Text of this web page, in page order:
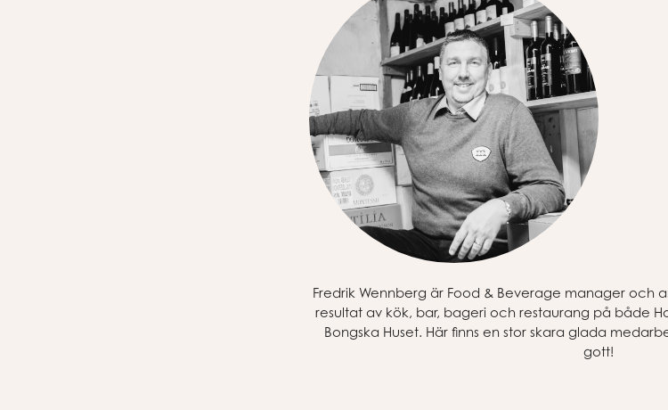
Fredrik Wennberg är Food & Beverage manager och
resultat av kök, bar, bageri och restaurang på både
Bongska Huset. Här finns en stor skara glada
gott!